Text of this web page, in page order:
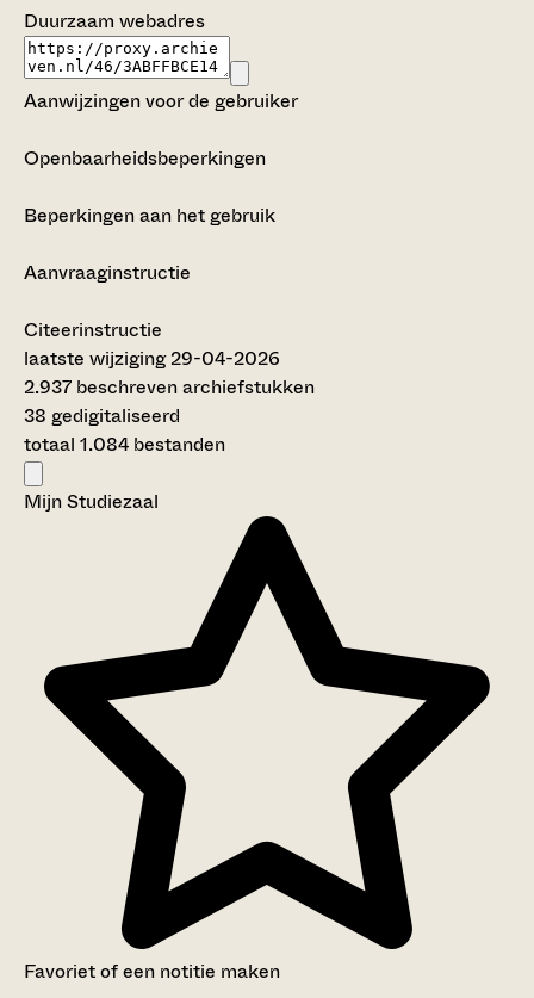
Duurzaam webadres
Aanwijzingen voor de gebruiker
Openbaarheidsbeperkingen
Beperkingen aan het gebruik
Aanvraaginstructie
Citeerinstructie
laatste wijziging 29-04-2026
2.937 beschreven archiefstukken
38 gedigitaliseerd
totaal 1.084 bestanden
Mijn Studiezaal
Favoriet of een notitie maken